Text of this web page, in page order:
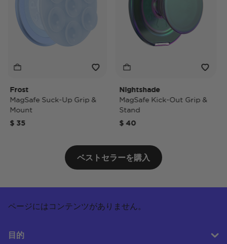
Suck-Up Grip &
35
Nightshade
MagSafe Kick-Out Grip &
Stand
$ 40
ベストセラーを購入
ページにはコンテンツがありません。
目的